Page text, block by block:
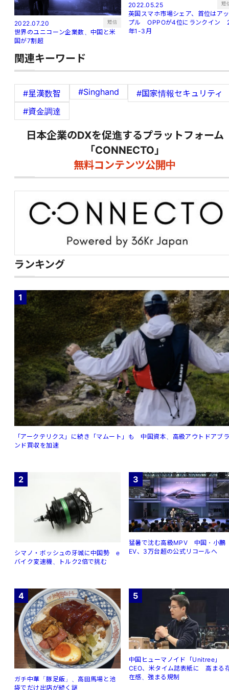
2022.07.20 短信
世界のユニコーン企業数、中国と米
国が7割超
2022.05.25 短
英国スマホ市場シェア、首位はアッ
プル OPPOが4位にランクイン
年1-3月
関連キーワード
#星漢数智 #Singhand
#国家情報セキュリティ
#資金調達
日本企業のDXを促進するプラットフォーム
「CONNECTO」
無料コンテンツ公開中
ランキング
1
「アークテリクス」に続き「マムート」も 中国資本、高級アウトドアブ
ンド買収を加速
2
シマノ・ボッシュの牙城に中国勢 e
バイク変速機、トルク2倍で挑む
3
猛暑で沈む高級MPV 中国・小鵬
EV、3万台超の公式リコールへ
4
ガチ中華「豚足飯」、高田馬場と池
袋でだけ出店が続く謎
5
中国ヒューマノイド「Unitree」
CEO、米タイム誌表紙に 高まる
在感、強まる規制